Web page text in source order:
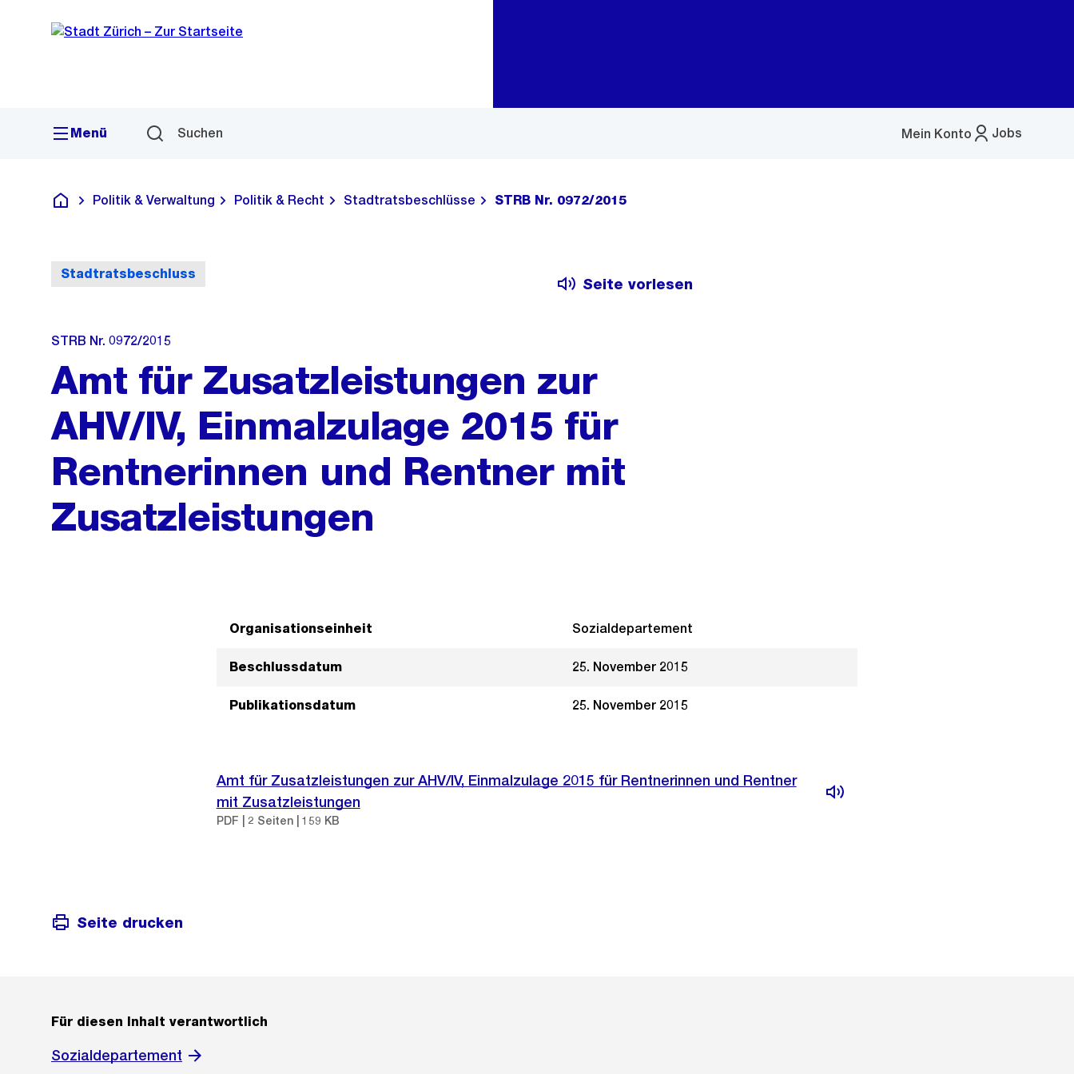
Navigation
Sprunglink
Menü Suchen Jobs
Mein Konto
Menü
Deutsch
Politik & Verwaltung Politik & Recht Stadtratsbeschlüsse STRB Nr. 0972/2015
Stadtratsbeschluss
Seite vorlesen
STRB Nr. 0972/2015
Amt für Zusatzleistungen zur
AHV/IV, Einmalzulage 2015 für
Rentnerinnen und Rentner mit
Zusatzleistungen
Organisationseinheit Sozialdepartement
Beschlussdatum 25. November 2015
Publikationsdatum 25. November 2015
Amt für Zusatzleistungen zur AHV/IV, Einmalzulage 2015 für Rentnerinnen und Rentner
mit Zusatzleistungen
PDF | 2 Seiten | 159 KB
Seite drucken
Für diesen Inhalt verantwortlich
Sozialdepartement